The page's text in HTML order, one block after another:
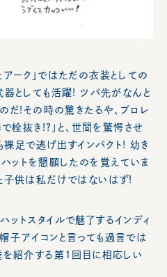
ーク」ではただの衣装としての
器としても活躍! ツバ先がなんと
だ!その時の驚きたるや、プロレ
栓抜き!?」と、世間を驚愕させ
も裸足で逃げ出すインパクト! 幼き
ットを懇願したのを覚えていま
子供は私だけではないはず!
トスタイルで魅了するインディ
子アイコンと言っても過言では
を紹介する第1回目に相応しい